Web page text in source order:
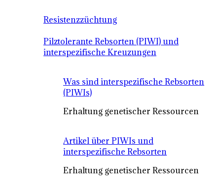
Resistenzzüchtung
Pilztolerante Rebsorten (PIWI) und
interspezifische Kreuzungen
Was sind interspezifische Rebsorten
(PIWIs)
Erhaltung genetischer Ressourcen
Artikel über PIWIs und
interspezifische Rebsorten
Erhaltung genetischer Ressourcen